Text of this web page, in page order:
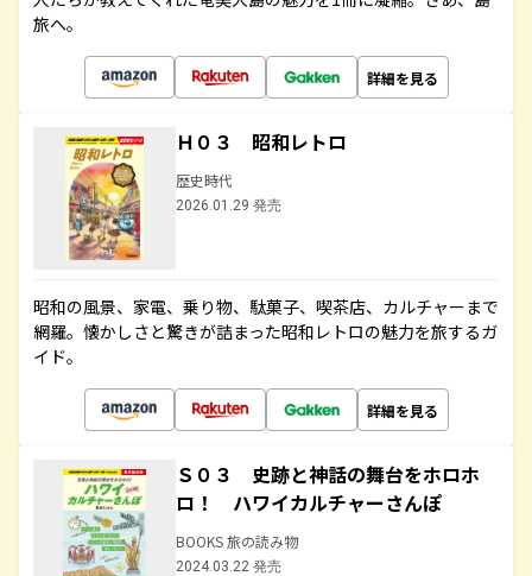
旅へ。
詳細を見る
Ｈ０３ 昭和レトロ
歴史時代
2026.01.29 発売
昭和の風景、家電、乗り物、駄菓子、喫茶店、カルチャーまで
網羅。懐かしさと驚きが詰まった昭和レトロの魅力を旅するガ
イド。
詳細を見る
Ｓ０３ 史跡と神話の舞台をホロホ
ロ！ ハワイカルチャーさんぽ
BOOKS 旅の読み物
2024.03.22 発売